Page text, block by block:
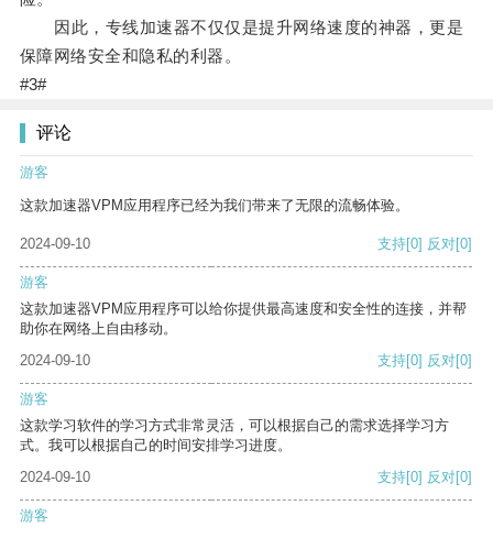
因此，专线加速器不仅仅是提升网络速度的神器，更是
保障网络安全和隐私的利器。
#3#
评论
游客
这款加速器VPM应用程序已经为我们带来了无限的流畅体验。
2024-09-10 支持[0] 反对[0]
游客
这款加速器VPM应用程序可以给你提供最高速度和安全性的连接，并帮
助你在网络上自由移动。
2024-09-10
支持[0] 反对[0]
游客
这款学习软件的学习方式非常灵活，可以根据自己的需求选择学习方
式。我可以根据自己的时间安排学习进度。
2024-09-10
支持[0] 反对[0]
游客